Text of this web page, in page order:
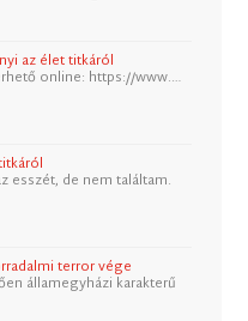
az élet titkáról
online: https://www.…
esszét, de nem találtam.
terror vége
államegyházi karakterű